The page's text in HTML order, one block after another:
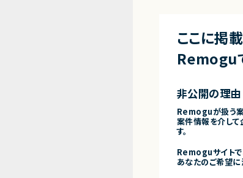
ここに掲
Remogu
非公開の理由
Remoguが扱う案
案件情報を介し
す。
Remoguサイトで
あなたのご希望に